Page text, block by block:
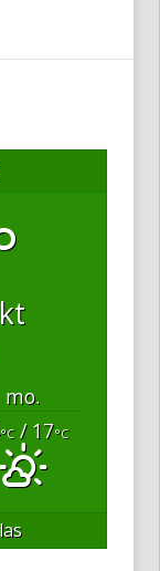
mo.
°C/ 17°C